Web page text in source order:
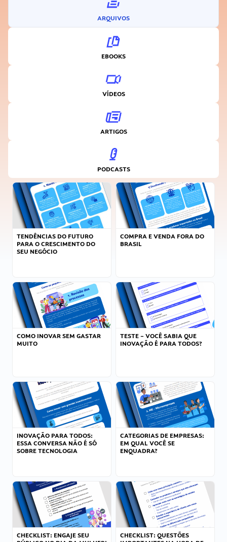
ARQUIVOS
EBOOKS
VÍDEOS
ARTIGOS
PODCASTS
TENDÊNCIAS DO FUTURO
PARA O CRESCIMENTO DO
SEU NEGÓCIO
COMPRA E VENDA FORA DO
BRASIL
COMO INOVAR SEM GASTAR
MUITO
TESTE – VOCÊ SABIA QUE
INOVAÇÃO É PARA TODOS?
INOVAÇÃO PARA TODOS:
ESSA CONVERSA NÃO É SÓ
SOBRE TECNOLOGIA
CATEGORIAS DE EMPRESAS:
EM QUAL VOCÊ SE
ENQUADRA?
CHECKLIST: ENGAJE SEU
CHECKLIST: QUESTÕES